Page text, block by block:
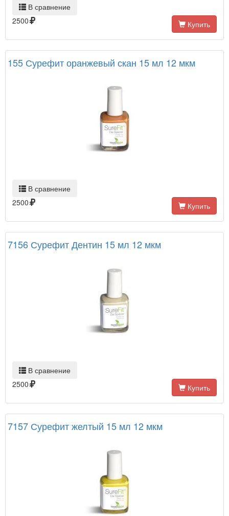
В сравнение
2500
Купить
155 Сурефит оранжевый скан 15 мл 12 мкм
В сравнение
2500
Купить
7156 Сурефит Дентин 15 мл 12 мкм
В сравнение
2500
Купить
7157 Сурефит желтый 15 мл 12 мкм